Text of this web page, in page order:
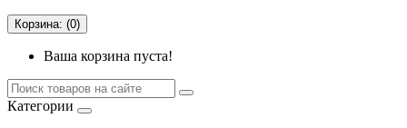
Корзина: (0)
Ваша корзина пуста!
Категории